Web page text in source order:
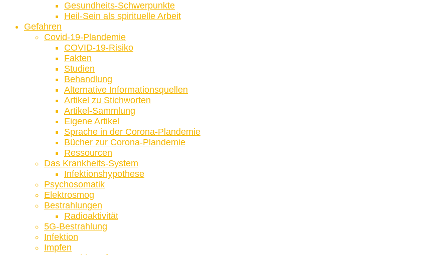
Gesundheits-Schwerpunkte
Heil-Sein als spirituelle Arbeit
Gefahren
Covid-19-Plandemie
COVID-19-Risiko
Fakten
Studien
Behandlung
Alternative Informationsquellen
Artikel zu Stichworten
Artikel-Sammlung
Eigene Artikel
Sprache in der Corona-Plandemie
Bücher zur Corona-Plandemie
Ressourcen
Das Krankheits-System
Infektionshypothese
Psychosomatik
Elektrosmog
Bestrahlungen
Radioaktivität
5G-Bestrahlung
Infektion
Impfen